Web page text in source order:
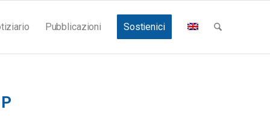
Pubblicazioni Sostienici